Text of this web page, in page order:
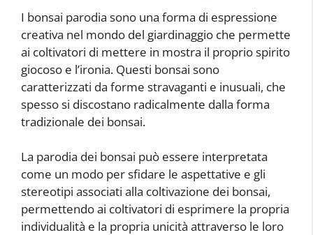
I bonsai parodia sono una forma di espressione
creativa nel mondo del giardinaggio che permette
ai coltivatori di mettere in mostra il proprio spirito
giocoso e l’ironia. Questi bonsai sono
caratterizzati da forme stravaganti e inusuali, che
spesso si discostano radicalmente dalla forma
tradizionale dei bonsai.
La parodia dei bonsai può essere interpretata
come un modo per sfidare le aspettative e gli
stereotipi associati alla coltivazione dei bonsai,
permettendo ai coltivatori di esprimere la propria
individualità e la propria unicità attraverso le loro